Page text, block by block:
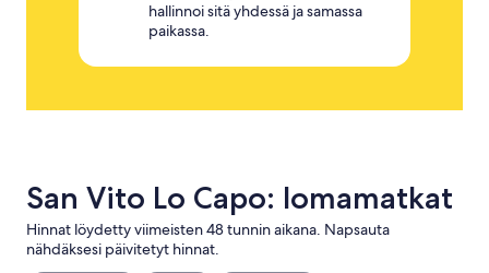
hallinnoi sitä yhdessä ja samassa
paikassa.
San Vito Lo Capo: lomamatkat
Hinnat löydetty viimeisten 48 tunnin aikana. Napsauta
nähdäksesi päivitetyt hinnat.